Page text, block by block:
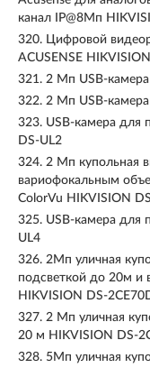
канал IP@8Мп
320. Цифровой
ACUSENSE
321. 2 Мп USB-
322. 2 Мп USB-
323. USB-камера для
DS-UL2
324. 2 Мп купольная
вариофокальным
ColorVu HIKVISION
325. USB-камера для
UL4
326. 2Мп уличная
подсветкой до 20м и
HIKVISION DS-
327. 2 Мп уличная
20 м HIKVISION DS-
328. 5Мп уличная